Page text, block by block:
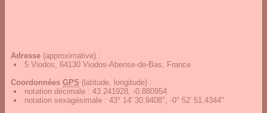
Adresse (approximative) :
5 Viodos, 64130 Viodos-Abense-de-Bas, France
Coordonnées GPS (latitude, longitude) :
notation décimale : 43.241928, -0.880954
notation sexagésimale : 43° 14' 30.9408", -0° 52' 51.4344"